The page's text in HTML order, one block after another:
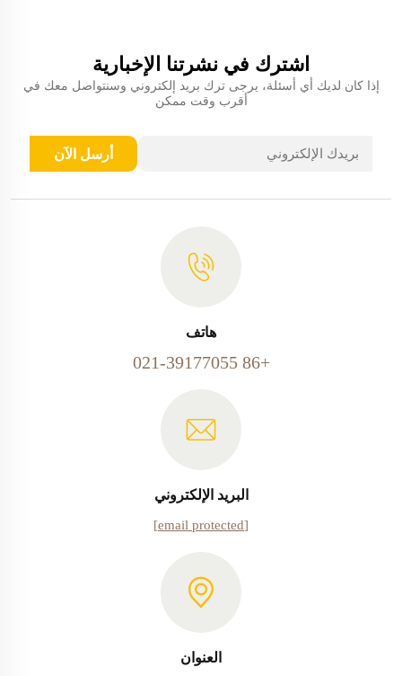
اشترك في نشرتنا الإخبارية
إذا كان لديك أي أسئلة، يرجى ترك بريد إلكتروني وسنتواصل معك في
أقرب وقت ممكن
أرسل الآن
هاتف
+86 021-39177055
البريد الإلكتروني
[email protected]
العنوان